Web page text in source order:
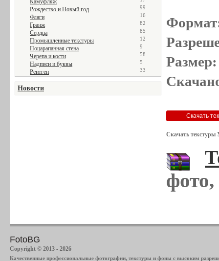
Камуфляж
Рождество и Новый год 99
Флаги 16
Гранж 82
Сердца 85
Промышленные текстуры 12
Поцарапанная стена 9
Черепа и кости 58
Надписи и буквы 5
Рентген 33
Новости
Скачать текстуры
FotoBG
Copyright © 2013 - 2026
Качественные профессиональные фотографии, текстуры и фоны с высоким